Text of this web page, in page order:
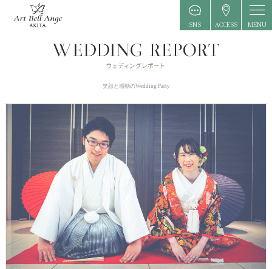
SNS ACCESS MENU
笑顔と感動のWedding Party